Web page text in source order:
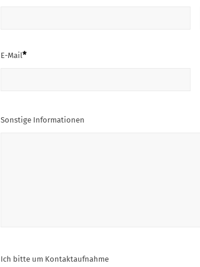
E-Mail*
Sonstige Informationen
Ich bitte um Kontaktaufnahme